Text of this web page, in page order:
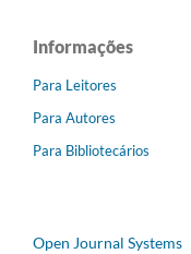
Informações
Para Leitores
Para Autores
Para Bibliotecários
Open Journal Systems